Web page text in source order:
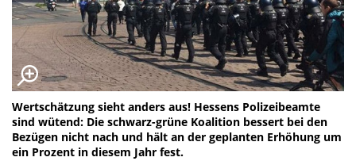
Wertschätzung sieht anders aus! Hessens Polizeibeamte
sind wütend: Die schwarz-grüne Koalition bessert bei den
Bezügen nicht nach und hält an der geplanten Erhöhung um
ein Prozent in diesem Jahr fest.